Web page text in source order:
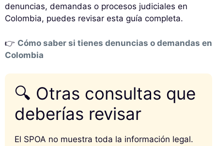
denuncias, demandas o procesos judiciales en
Colombia, puedes revisar esta guía completa.
👉 Cómo saber si tienes denuncias o demandas en
Colombia
🔍 Otras consultas que
deberías revisar
El SPOA no muestra toda la información legal.